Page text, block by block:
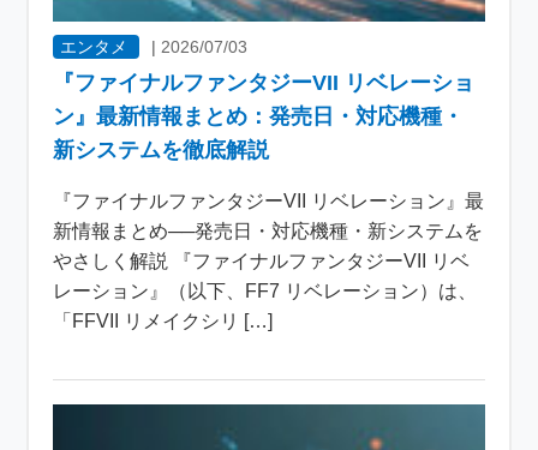
エンタメ |2026/07/03
『ファイナルファンタジーVII リベレーショ
ン』最新情報まとめ：発売日・対応機種・
新システムを徹底解説
『ファイナルファンタジーVII リベレーション』最
新情報まとめ──発売日・対応機種・新システムを
やさしく解説 『ファイナルファンタジーVII リベ
レーション』（以下、FF7 リベレーション）は、
「FFVII リメイクシリ […]